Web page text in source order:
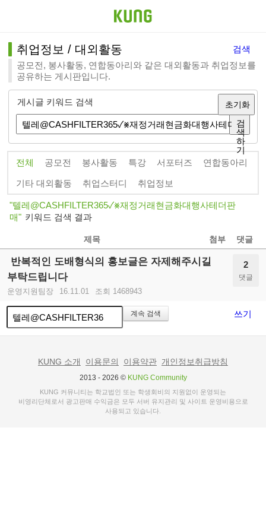
검색
취업정보 / 대외활동
공모전, 봉사활동, 연합동아리와 같은 대외활동과 취업정보를
공유하는 게시판입니다.
게시글 키워드 검색
검
색
하
기
초기화
전체 공모전 봉사활동 특강 서포터즈 연합동아리
기타 대외활동 취업스터디 취업정보
텔레@CASHFILTER365✓⨳재정거래현금화대행사테더판
매
키워드 검색 결과
제목 첨부 댓글
반복적인 도배형식의 홍보글은 자제해주시길
부탁드립니다
운영지원팀장 16.11.01 조회 1468943
2
댓글
계속 검색 쓰기
KUNG 소개 이용문의 이용약관 개인정보취급방침
2013 - 2026 © KUNG Community
KUNG 커뮤니티는 학교법인 또는 학생회비의 지원없이 운영되는
비영리단체로서 광고판매 수익금은 모두 서버 유지관리 및 사이트 운영비용으로
사용되고 있습니다.